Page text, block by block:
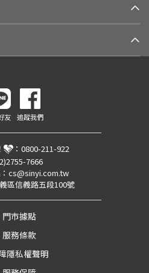
友 追蹤我們
： 0800-211-922
7666
cs@sinyi.com.tw
區信義路五段100號
門市據點
服務條款
隱私權聲明